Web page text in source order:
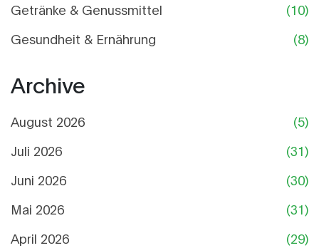
Getränke & Genussmittel
(10)
Gesundheit & Ernährung
(8)
Archive
August 2026
(5)
Juli 2026
(31)
Juni 2026
(30)
Mai 2026
(31)
April 2026
(29)